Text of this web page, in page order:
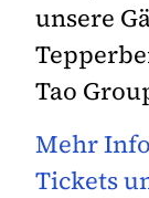
unsere
Tao
Mehr
Tickets